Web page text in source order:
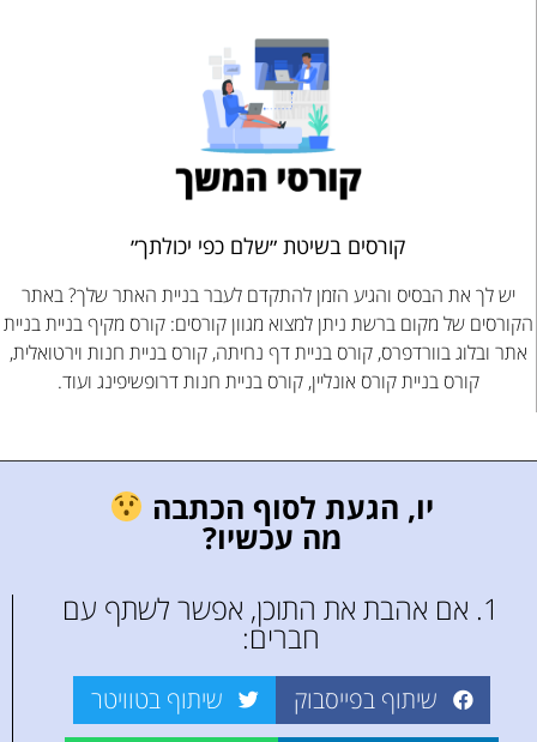
קורסים בשיטת ״שלם כפי יכולתך״
יש לך את הבסיס והגיע הזמן להתקדם לעבר בניית האתר שלך? באתר
הקורסים של מקום ברשת ניתן למצוא מגוון קורסים: קורס מקיף בניית בניית
אתר ובלוג בוורדפרס, קורס בניית דף נחיתה, קורס בניית חנות וירטואלית,
קורס בניית קורס אונליין, קורס בניית חנות דרופשיפינג ועוד.
יו, הגעת לסוף הכתבה
מה עכשיו?
1. אם אהבת את התוכן, אפשר לשתף עם
חברים:
שיתוף בפייסבוק
שיתוף בטוויטר